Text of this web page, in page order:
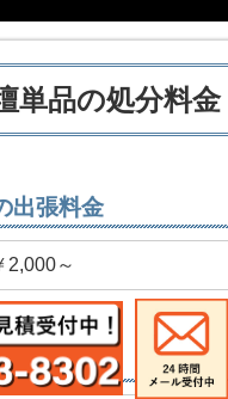
単品の処分料金
出張料金
2,000～